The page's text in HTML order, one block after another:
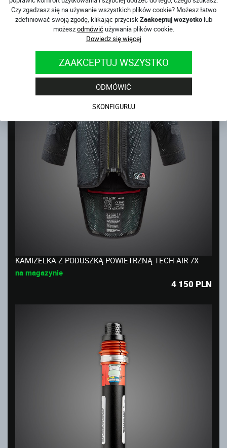
Czy zgadzasz się na używanie wszystkich plików cookie? Możesz łatwo
zdefiniować swoją zgodę, klikając przycisk Zaakceptuj wszystkolub
możeszodmówićużywania plików cookie.
Dowiedz się więcej
ZAAKCEPTUJ WSZYSTKO
ODMÓWIĆ
SKONFIGURUJ
KAMIZELKA AIRBAG TECH-AIR® 5 PLASMA
na magazynie
KAMIZELKA Z PODUSZKĄ POWIETRZNĄ TECH-AIR 7X
na magazynie
4 150 PLN